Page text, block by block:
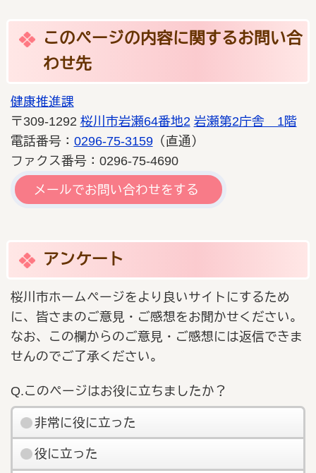
このページの内容に関するお問い合
わせ先
健康推進課
〒309-1292 桜川市岩瀬64番地2 岩瀬第2庁舎 1階
電話番号： 0296-75-3159（直通）
ファクス番号：0296-75-4690
メールでお問い合わせをする
アンケート
桜川市ホームページをより良いサイトにするため
に、皆さまのご意見・ご感想をお聞かせください。
なお、この欄からのご意見・ご感想には返信できま
せんのでご了承ください。
Q.このページはお役に立ちましたか？
非常に役に立った
役に立った